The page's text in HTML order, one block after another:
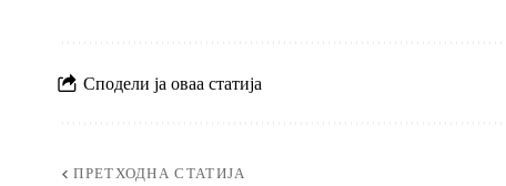
Сподели ја оваа статија
ПРЕТХОДНА СТАТИЈА